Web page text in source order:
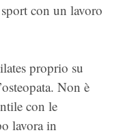
con un lavoro
proprio su
Non è
con le
lavora in